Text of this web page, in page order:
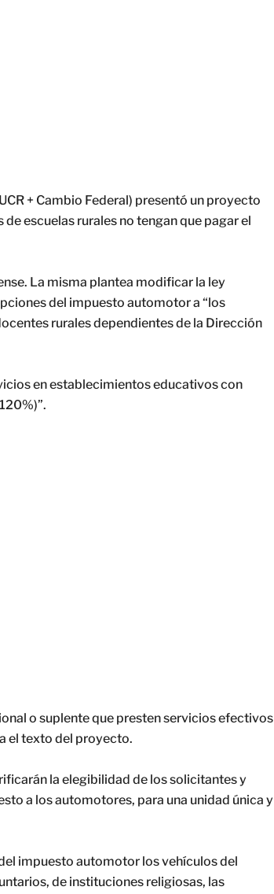
+ Cambio Federal) presentó un proyecto
escuelas rurales no tengan que pagar el
La misma plantea modificar la ley
del impuesto automotor a “los
rurales dependientes de la Dirección
en establecimientos educativos con
o suplente que presten servicios efectivos
el texto del proyecto.
la elegibilidad de los solicitantes y
a los automotores, para una unidad única y
impuesto automotor los vehículos del
de instituciones religiosas, las